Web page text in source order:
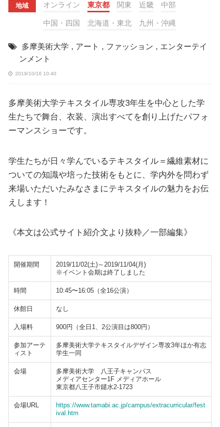
地域 オンライン 東京都 関東 近畿 中部
中国・四国 北海道・東北 九州・沖縄
多摩美術大学 , アート , ファッション , エンターテイ
ンメント
2019/10/16 10:40
多摩美術大学テキスタイル専攻3年生を中心とした学
生たちで舞台、衣装、演出すべてを創り上げたパフォ
ーマンスショーです。
学生たちが日々学んでいるテキスタイル＝繊維素材に
ついての知識や培った技術をもとに、学内外を問わず
来場いただいたみなさまにテキスタイルの魅力をお伝
えします！
《本文は公式サイト紹介文より抜粋／一部編集》
開催期間
2019/11/02(土)～2019/11/04(月)
※イベント会期は終了しました
時間 10:45〜16:05（全16公演）
休館日 なし
入場料 900円（全日1、2公演目は800円）
参加アーテ
ィスト
多摩美術大学テキスタイルデザイン専攻3年ほか有志
学生一同
会場
多摩美術大学 八王子キャンパス
メディアセンター1F メディアホール
東京都八王子市鑓水2-1723
会場URL
https://www.tamabi.ac.jp/campus/extracurricular/fest
ival.htm